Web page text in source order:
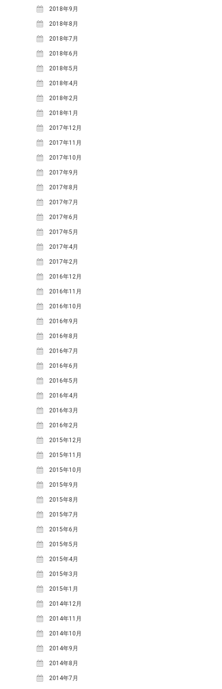
ベント
レジャー
伝統行事
地域イベ
ント
森プロジェクト
小川 小川小学校
明宝ツーネット
ーリズムネットワークセンタ
明宝ハム 明宝レディース
明宝小学校 明宝山里研究会
宝文化財保護協会
源右衛門
道の駅 食 食事
2026年3月(4)
2025年12月(3)
2025年11月(1)
2025年9月(1)
2025年7月(1)
2025年3月(1)
2024年12月(1)
2024年10月(2)
2024年8月(2)
2024年5月(1)
2024年3月(1)
2023年12月(1)
2023年7月(2)
2023年5月(3)
2023年4月(1)
2022年6月(1)
2021年11月(1)
2021年9月(2)
2021年6月(1)
2021年3月(1)
2020年10月(1)
2020年9月(2)
2020年7月(1)
2020年5月(1)
2019年7月(1)
2019年4月(1)
2019年2月(2)
2019年1月(1)
2018年9月
2018年8月
2018年7月
2018年6月
2018年5月
2018年4月
2018年2月
2018年1月
2017年12月
2017年11月
2017年10月
2017年9月
2017年8月
2017年7月
2017年6月
2017年5月
2017年4月
2017年2月
2016年12月
2016年11月
2016年10月
2016年9月
2016年8月
2016年7月
2016年6月
2016年5月
2016年4月
2016年3月
2016年2月
2015年12月
2015年11月
2015年10月
2015年9月
2015年8月
2015年7月
2015年6月
2015年5月
2015年4月
2015年3月
2015年1月
2014年12月
2014年11月
2014年10月
2014年9月
2014年8月
2014年7月